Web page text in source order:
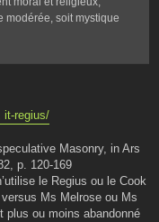
modérée, soit mystique
it-regius/
Masonry, in Ars
p. 120-169
le Regius ou le Cook
Ms Melrose ou Ms
plus ou moins abandonné